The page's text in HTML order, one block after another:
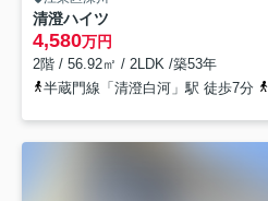
清澄ハイツ
4,580万円
2階 / 56.92㎡ / 2LDK /築53年
半蔵門線「清澄白河」駅 徒歩7分